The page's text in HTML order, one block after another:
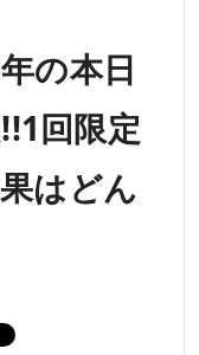
の本日
回限定
はどん